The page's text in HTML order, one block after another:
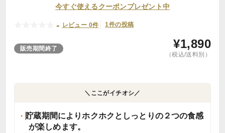
今すぐ使えるクーポンプレゼント中
- レビュー 0件 1件の投稿
販売期間終了 ¥1,890
（税込/送料別）
＼ここがイチオシ／
貯蔵期間によりホクホクとしっとりの２つの食感
が楽しめます。